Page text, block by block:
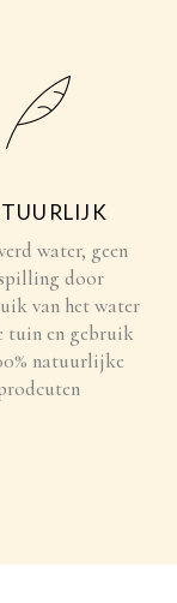
water, geen
door
van het water
tuin en gebruik
natuurlijke